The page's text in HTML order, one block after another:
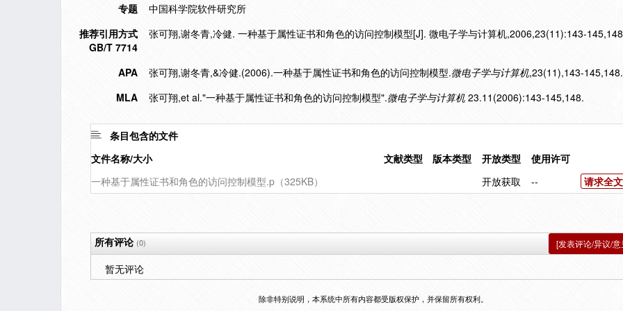
专题
中国科学院软件研究所
推荐引用方式
GB/T 7714
张可翔,谢冬青,冷健. 一种基于属性证书和角色的访问控制模型[J]. 微电子学与计算机,2006,23(11):143-
APA 张可翔,谢冬青,&冷健.(2006).一种基于属性证书和角色的访问控制模型.微电子学与计算机,23(11),143-145,148.
MLA
张可翔,et al."一种基于属性证书和角色的访问控制模型".微电子学与计算机 23.11(2006):143-145,148.
条目包含的文件
文件名称/大小
文献类型 版本类型 开放类型
使用许可
一种基于属性证书和角色的访问控制模型.p（325KB）
开放获取 -- 请求全文
所有评论(0) [发表评论/异议/意
暂无评论
除非特别说明，本系统中所有内容都受版权保护，并保留所有权利。